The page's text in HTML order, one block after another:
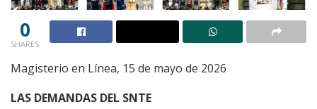
0
SHARES
Magisterio en Línea, 15 de mayo de 2026
LAS DEMANDAS DEL SNTE